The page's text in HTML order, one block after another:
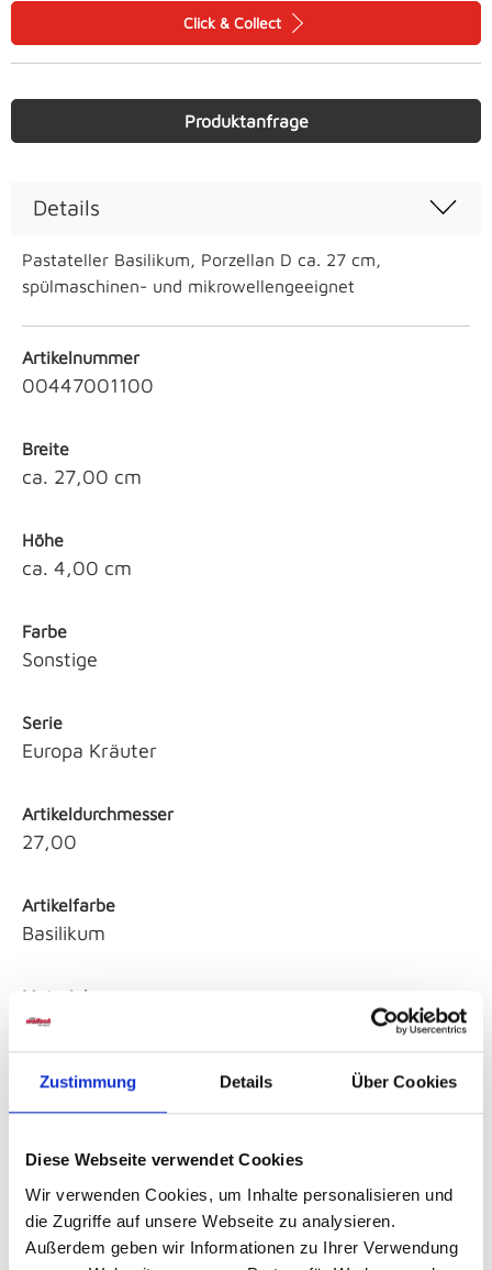
Zustimmung Details Über Cookies
Diese Webseite verwendet Cookies
Wir verwenden Cookies, um Inhalte personalisieren und
die Zugriffe auf unsere Webseite zu analysieren.
Außerdem geben wir Informationen zu Ihrer Verwendung
Click & Collect
Produktanfrage
Details
Pastateller Basilikum, Porzellan D ca. 27 cm,
spülmaschinen- und mikrowellengeeignet
Artikelnummer
00447001100
Breite
ca. 27,00 cm
Höhe
ca. 4,00 cm
Farbe
Sonstige
Serie
Europa Kräuter
Artikeldurchmesser
27,00
Artikelfarbe
Basilikum
Material
Porzellan